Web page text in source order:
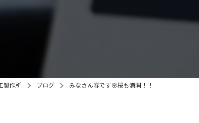
製作所 ブログ みなさん春です🌸桜も満開！！